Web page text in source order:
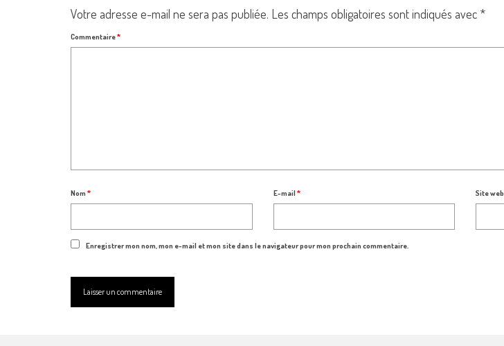
Votre adresse e-mail ne sera pas publiée. Les champs obligatoires sont indiqués avec *
Commentaire*
Nom * E-mail* Site web
Enregistrer mon nom, mon e-mail et mon site dans le navigateur pour mon prochain commentaire.